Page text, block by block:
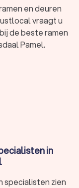
Pamel hebben
8.6. Welke
u een goede keuze
helpen door direct
en deuren
vraagt u
de beste ramen
Pamel.
in
specialisten zien